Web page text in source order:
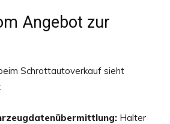
Angebot zur
Schrottautoverkauf sieht
Halter